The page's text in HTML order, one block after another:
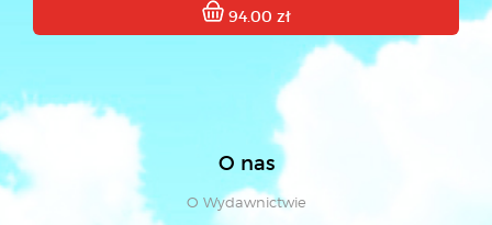
94.00 zł
O nas
O Wydawnictwie